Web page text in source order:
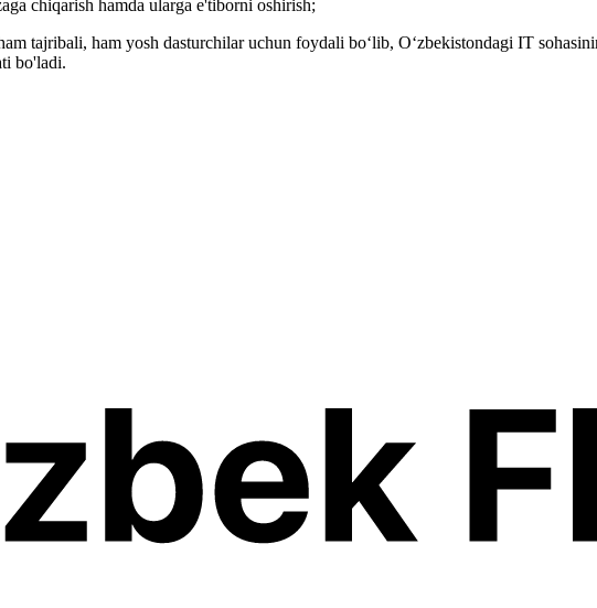
chiqarish hamda ularga e'tiborni oshirish;
tajribali, ham yosh dasturchilar uchun foydali bo‘lib, O‘zbekistondagi IT
bo'ladi.